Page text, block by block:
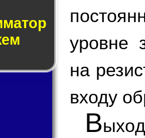
уровне
на
входу
В